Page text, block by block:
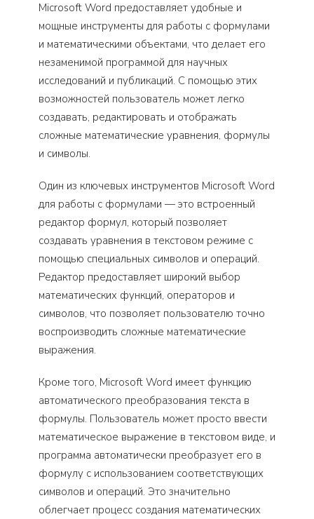
Microsoft Word предоставляет удобные и
мощные инструменты для работы с формулами
и математическими объектами, что делает его
незаменимой программой для научных
исследований и публикаций. С помощью этих
возможностей пользователь может легко
создавать, редактировать и отображать
сложные математические уравнения, формулы
и символы.
Один из ключевых инструментов Microsoft Word
для работы с формулами — это встроенный
редактор формул, который позволяет
создавать уравнения в текстовом режиме с
помощью специальных символов и операций.
Редактор предоставляет широкий выбор
математических функций, операторов и
символов, что позволяет пользователю точно
воспроизводить сложные математические
выражения.
Кроме того, Microsoft Word имеет функцию
автоматического преобразования текста в
формулы. Пользователь может просто ввести
математическое выражение в текстовом виде, и
программа автоматически преобразует его в
формулу с использованием соответствующих
символов и операций. Это значительно
облегчает процесс создания математических